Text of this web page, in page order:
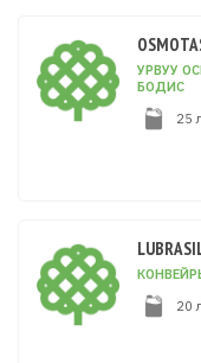
УРВУУ
БОДИС
25
20